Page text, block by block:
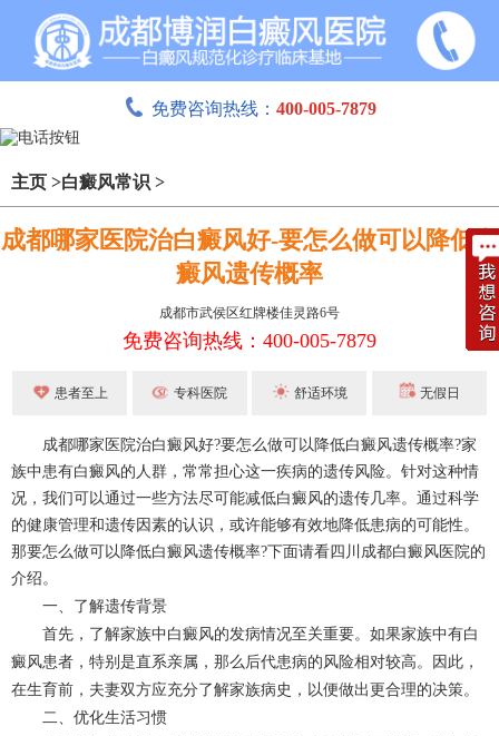
免费咨询热线： 400-005-7879
主页 >白癜风常识 >
成都哪家医院治白癜风好-要怎么做可以降低白
癜风遗传概率
成都市武侯区红牌楼佳灵路6号
免费咨询热线：400-005-7879
患者至上 专科医院 舒适环境 无假日
成都哪家医院治白癜风好?要怎么做可以降低白癜风遗传概率?家
族中患有白癜风的人群，常常担心这一疾病的遗传风险。针对这种情
况，我们可以通过一些方法尽可能减低白癜风的遗传几率。通过科学
的健康管理和遗传因素的认识，或许能够有效地降低患病的可能性。
那要怎么做可以降低白癜风遗传概率?下面请看四川 成都白癜风 医院的
介绍。
一、了解遗传背景
首先，了解家族中白癜风的发病情况至关重要。如果家族中有白
癜风患者，特别是直系亲属，那么后代患病的风险相对较高。因此，
在生育前，夫妻双方应充分了解家族病史，以便做出更合理的决策。
二、优化生活习惯